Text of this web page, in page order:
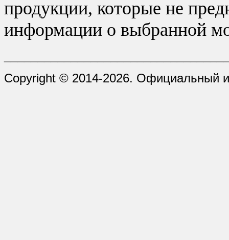
продукции, которые не
информации о выбранной
Copyright © 2014-2026. Официальный